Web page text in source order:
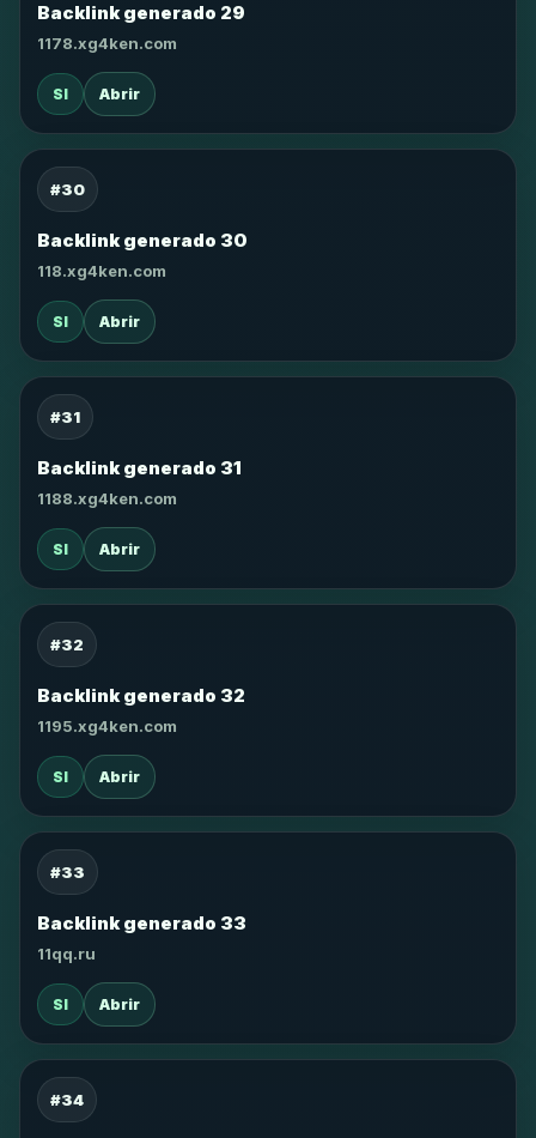
Backlink generado 29
1178.xg4ken.com
SI Abrir
#30
Backlink generado 30
118.xg4ken.com
SI Abrir
#31
Backlink generado 31
1188.xg4ken.com
SI Abrir
#32
Backlink generado 32
1195.xg4ken.com
SI Abrir
#33
Backlink generado 33
11qq.ru
SI Abrir
#34